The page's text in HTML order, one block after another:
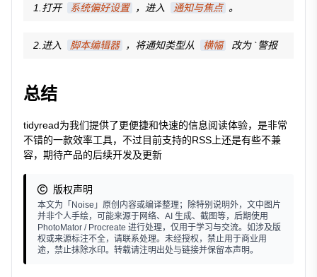
1.打开 系统偏好设置 ，进入 通知与焦点 。
2.进入 脚本编辑器 ，将通知类型从 横幅 改为 `警报
总结
tidyread为我们提供了更便捷和快速的信息阅读体验，是非常
不错的一款效率工具，不过目前支持的RSS上还是有些不兼
容，期待产品的后续开发及更新
版权声明
本文为「Noise」原创内容或编译整理；除特别说明外，文中图片
并非个人手绘，可能来源于网络、AI 生成、截图等，后期使用
PhotoMator / Procreate 进行处理，仅用于学习与交流。如涉及版
权或来源标注不全，请联系处理。未经授权，禁止用于商业用
途，禁止抹除水印。转载请注明出处与链接并保留本声明。